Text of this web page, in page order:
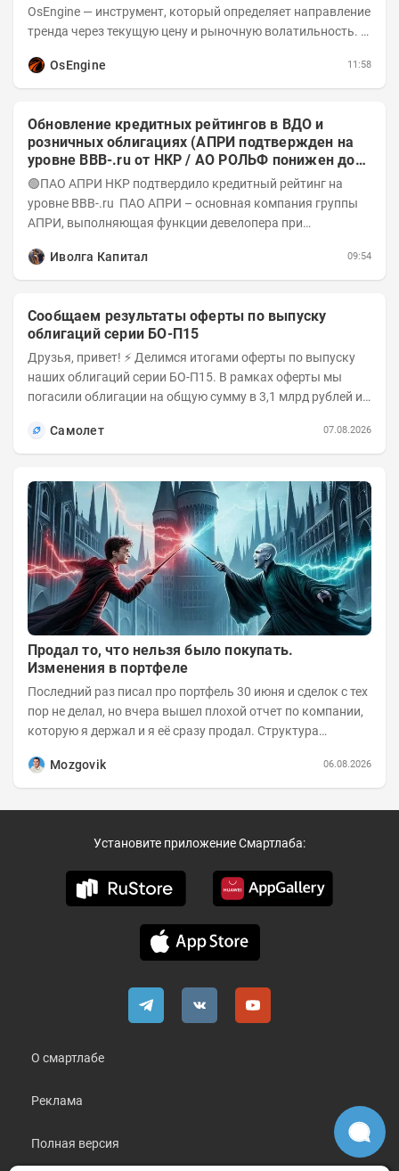
OsEngine — инструмент, который определяет направление
тренда через текущую цену и рыночную волатильность. В
OsEngine
11:58
Обновление кредитных рейтингов в ВДО и
розничных облигациях (АПРИ подтвержден на
уровне BBB-.ru от НКР / АО РОЛЬФ понижен до
А-(RU) / Элит Строй присвоен на уровне BBB.ru)
🟢ПАО АПРИ НКР подтвердило кредитный рейтинг на
уровне BBB-.ru ПАО АПРИ – основная компания группы
АПРИ, выполняющая функции девелопера при
Иволга Капитал
09:54
Сообщаем результаты оферты по выпуску
облигаций серии БО-П15
Друзья, привет! ⚡️ Делимся итогами оферты по выпуску
наших облигаций серии БО-П15. В рамках оферты мы
погасили облигации на общую сумму в 3,1 млрд рублей из
Самолет
07.08.2026
Продал то, что нельзя было покупать.
Изменения в портфеле
Последний раз писал про портфель 30 июня и сделок с тех
пор не делал, но вчера вышел плохой отчет по компании,
которую я держал и я её сразу продал. Структура
Mozgovik
06.08.2026
Установите приложение Смартлаба:
О смартлабе
Реклама
Полная версия